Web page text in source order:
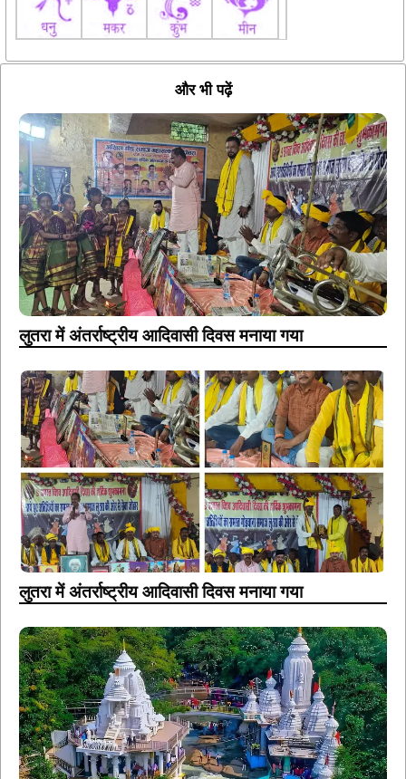
और भी पढ़ें
लुतरा में अंतर्राष्ट्रीय आदिवासी दिवस मनाया गया
लुतरा में अंतर्राष्ट्रीय आदिवासी दिवस मनाया गया